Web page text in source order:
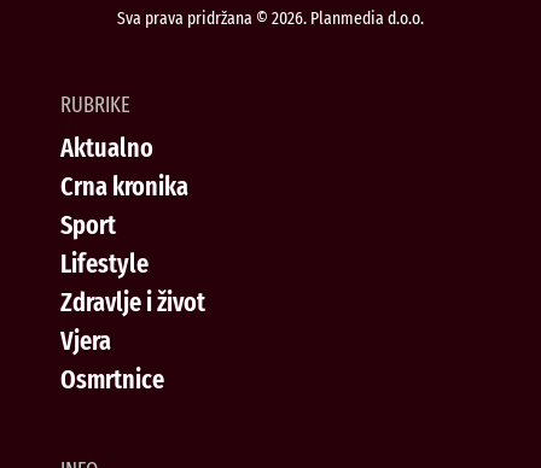
Sva prava pridržana © 2026. Planmedia d.o.o.
RUBRIKE
Aktualno
Crna kronika
Sport
Lifestyle
Zdravlje i život
Vjera
Osmrtnice